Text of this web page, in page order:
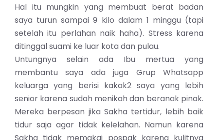
Hal itu mungkin yang membuat berat badan
saya turun sampai 9 kilo dalam 1 minggu (tapi
setelah itu perlahan naik haha). Stress karena
ditinggal suami ke luar kota dan pulau.
Untungnya selain ada Ibu mertua yang
membantu saya ada juga Grup Whatsapp
keluarga yang berisi kakak2 saya yang lebih
senior karena sudah menikah dan beranak pinak.
Mereka berpesan jika Sakha tertidur, lebih baik
tidur saja agar tidak kelelahan. Namun karena